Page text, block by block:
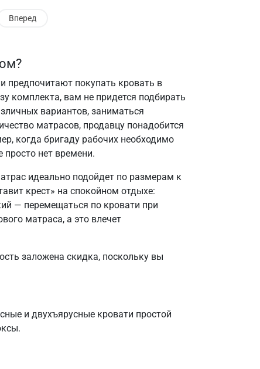
Вперед
предпочитают покупать кровать в
комплекта, вам не придется подбирать
вариантов, заниматься
матрасов, продавцу понадобится
когда бригаду рабочих необходимо
просто нет времени.
идеально подойдет по размерам к
крест» на спокойном отдыхе:
— перемещаться по кровати при
матраса, а это влечет
заложена скидка, поскольку вы
и двухъярусные кровати простой